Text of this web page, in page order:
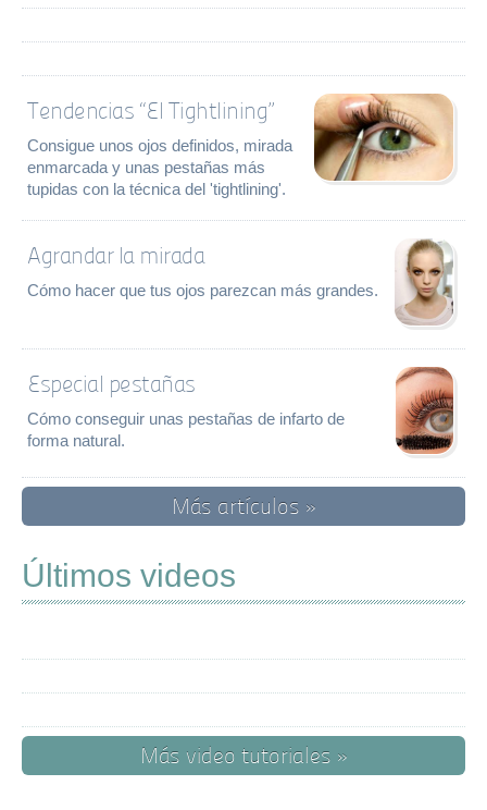
Tendencias “El Tightlining”
Consigue unos ojos definidos, mirada
enmarcada y unas pestañas más
tupidas con la técnica del 'tightlining'.
Agrandar la mirada
Cómo hacer que tus ojos parezcan más grandes.
Especial pestañas
Cómo conseguir unas pestañas de infarto de
forma natural.
Más artículos »
Últimos videos
Más video tutoriales »